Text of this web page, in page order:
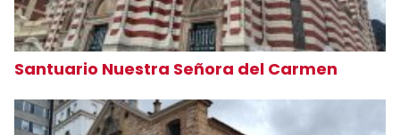
Santuario Nuestra Señora del Carmen